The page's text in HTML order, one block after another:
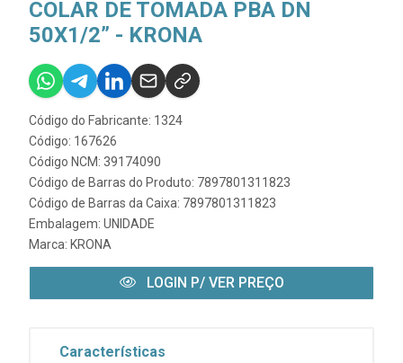
COLAR DE TOMADA PBA DN
50X1/2” - KRONA
Código do Fabricante: 1324
Código: 167626
Código NCM: 39174090
Código de Barras do Produto: 7897801311823
Código de Barras da Caixa: 7897801311823
Embalagem: UNIDADE
Marca: KRONA
LOGIN P/ VER PREÇO
Características